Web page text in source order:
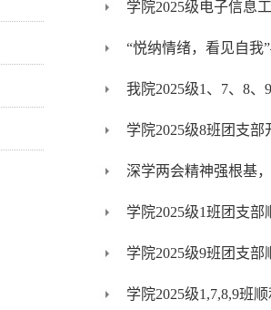
学院2025级电子信息
“悦纳情绪，看见自
我院2025级1、7、8
学院2025级8班团支
深学两会精神强根基
学院2025级1班团支
学院2025级9班团支部
学院2025级1,7,8,9班